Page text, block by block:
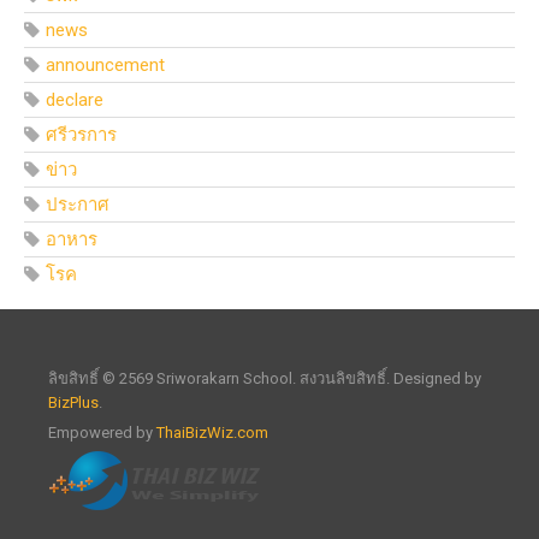
news
announcement
declare
ศรีวรการ
ข่าว
ประกาศ
อาหาร
โรค
ลิขสิทธิ์ © 2569 Sriworakarn School. สงวนลิขสิทธิ์. Designed by
BizPlus.
Empowered byThaiBizWiz.com